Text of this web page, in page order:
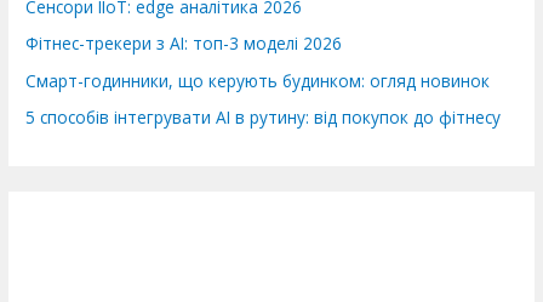
Сенсори IIoT: edge аналітика 2026
Фітнес-трекери з AI: топ-3 моделі 2026
Смарт-годинники, що керують будинком: огляд новинок
5 способів інтегрувати AI в рутину: від покупок до фітнесу